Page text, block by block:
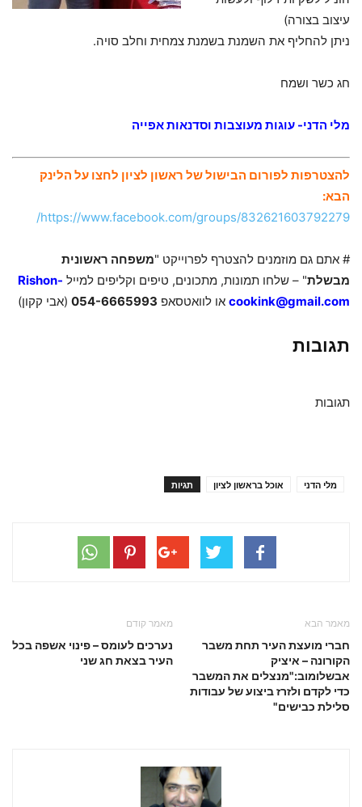
עיצוב בצורה)
ניתן להחליף את השמנת בשמנת צמחית וחלב סויה.
חג כשר ושמח
מלי הדני- עוגות מעוצבות וסדנאות אפייה
להצטרפות לפורום הבישול של ראשון לציון לחצו על הלינק
הבא:
https://www.facebook.com/groups/832621603792279/
# אתם גם מוזמנים להצטרף לפרוייקט "משפחה ראשונית
מבשלת" – שלחו תמונות, מתכונים, טיפים וקליפים למייל Rishon-
cookink@gmail.com או לוואטסאפ 054-6665993 (אבי קקון)
תגובות
תגובות
תגיות אוכל בראשון לציון מלי הדני
מאמר קודם
נערכים לעומס – פינוי אשפה בכל
העיר בצאת חג שני
מאמר הבא
חברי מועצת העיר תחת משבר
הקורונה – איציק
אבשלומוב:"מנצלים את המשבר
כדי לקדם ולזרז ביצוע של עבודות
סלילת כבישים"